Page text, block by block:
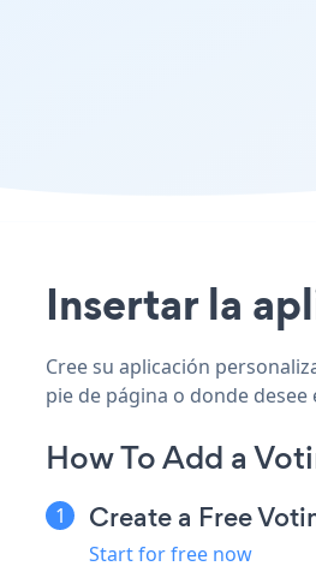
Insertar la
Cree su aplicación
pie de página o donde desee
How To Add a
Create a Free
Start for free now